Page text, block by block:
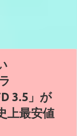
3.5」が
上最安値